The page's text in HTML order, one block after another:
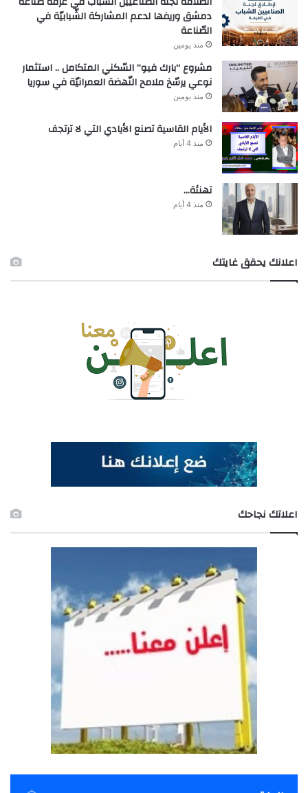
دمشق وريفها لدعم المشاركة الشّبابيّة في
الصّناعة
منذ يومين
مشروع “بارك فيو” السّكني المتكامل .. استثمار
نوعي يرسّخ ملامح النّهضة العمرانيّة في سوريا
منذ يومين
الأيام القاسية تصنع الأيادي التي لا ترتجف
منذ 4 أيام
تهنئة…
منذ 4 أيام
اعلانك يحقق غايتك
اعلاتك نجاحك